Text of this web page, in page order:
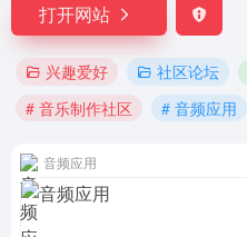
打开网站
兴趣爱好 社区论坛
# 音乐制作社区
# 音频应用
音频应用